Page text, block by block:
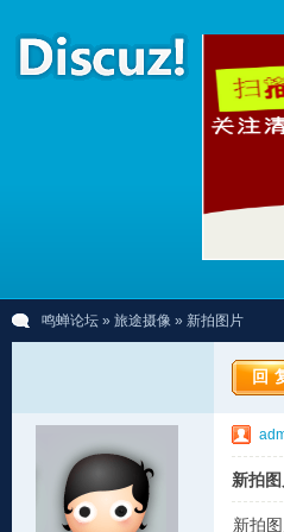
鸣蝉论坛 » 旅途摄像 » 新拍图片
回
新拍
新拍